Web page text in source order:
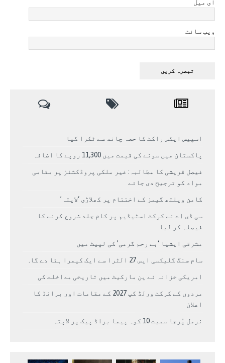
ای میل
ویب سائٹ
اسپیس ایکس راکٹ کا حصہ چاند سے ٹکرا گیا
پاکستان میں سونے کی قیمت میں 11,300 روپے کا اضافہ
فیصل قریشی کا مطالبہ: غیر ملکی پروڈکشنز پر مقامی
مواد کو ترجیح دی جائے
کامن ویلتھ گیمز کے اختتام پر کھلاڑی ‘لاپتہ’
سی ڈی اے نے کرکٹ اسٹیڈیم پر کام جلد شروع کرنے کا
فیصلہ کر لیا
مشرقی ایشیا ‘بے رحم گرمی’ کی لپیٹ میں
سام سنگ گلیکسی ایس 27 الٹرا سے ایک کیمرا ہٹا دے گا.
امریکی خزانہ نے ین مارکیٹ میں تاریخی مداخلت کی
مردوں کے کرکٹ ورلڈ کپ 2027 کے مقامات اور برانڈ کا
اعلان
نرمل پُرجا سمیت 10 کوہ پیما براڈ پیک پر لاپتہ